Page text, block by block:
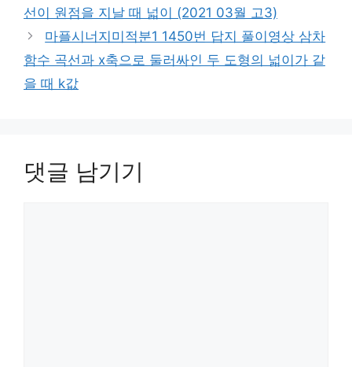
선이 원점을 지날 때 넓이 (2021 03월 고3)
마플시너지미적분1 1450번 답지 풀이영상 삼차
함수 곡선과 x축으로 둘러싸인 두 도형의 넓이가 같
을 때 k값
댓글 남기기